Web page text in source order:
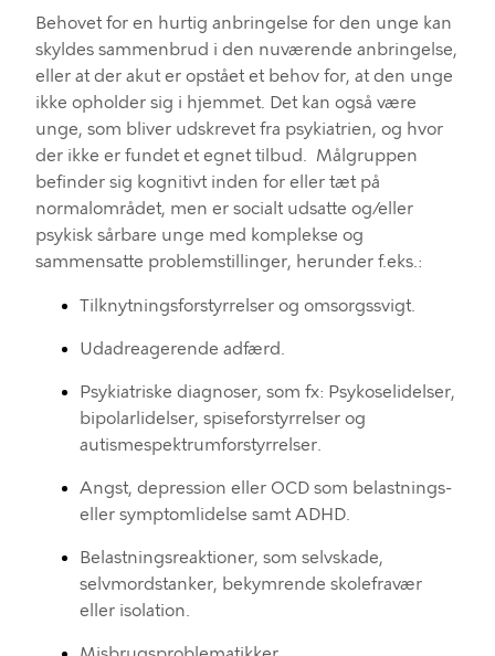
Behovet for en hurtig anbringelse for den unge kan
skyldes sammenbrud i den nuværende anbringelse,
eller at der akut er opstået et behov for, at den unge
ikke opholder sig i hjemmet. Det kan også være
unge, som bliver udskrevet fra psykiatrien, og hvor
der ikke er fundet et egnet tilbud. Målgruppen
befinder sig kognitivt inden for eller tæt på
normalområdet, men er socialt udsatte og/eller
psykisk sårbare unge med komplekse og
sammensatte problemstillinger, herunder f.eks.:
Tilknytningsforstyrrelser og omsorgssvigt.
Udadreagerende adfærd.
Psykiatriske diagnoser, som fx: Psykoselidelser,
bipolarlidelser, spiseforstyrrelser og
autismespektrumforstyrrelser.
Angst, depression eller OCD som belastnings-
eller symptomlidelse samt ADHD.
Belastningsreaktioner, som selvskade,
selvmordstanker, bekymrende skolefravær
eller isolation.